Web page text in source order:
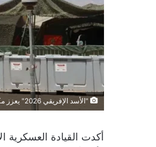
"الأسد الإفريقي 2026" يعزز مكانة المغرب كشريك استراتيجي لواشنطن